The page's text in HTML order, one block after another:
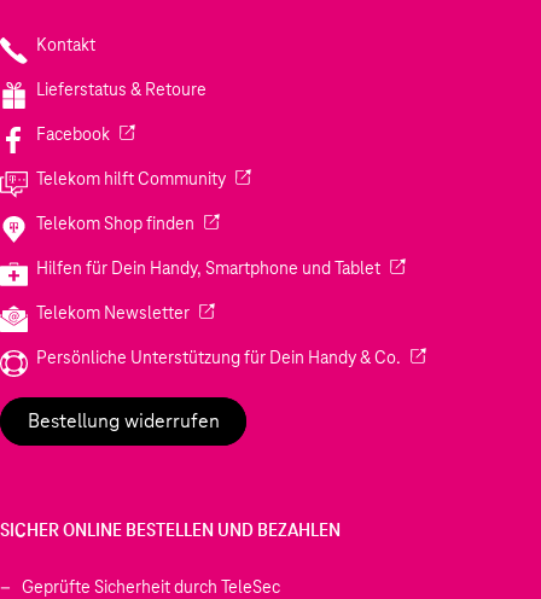
Kontakt
Lieferstatus & Retoure
Facebook(Wird in einem neuen Tab geöffnet)
Telekom hilft Community(Wird in einem neuen Tab geöffnet)
Telekom Shop finden (Wird in einem neuen Tab geöffnet)
Hilfen für Dein Handy, Smartphone und Tablet(Wird in einem
Telekom Newsletter(Wird in einem neuen Tab geöffnet)
Persönliche Unterstützung für Dein Handy & Co. (Wird in einem
Bestellung widerrufen
SICHER ONLINE BESTELLEN UND BEZAHLEN
Geprüfte Sicherheit durch TeleSec